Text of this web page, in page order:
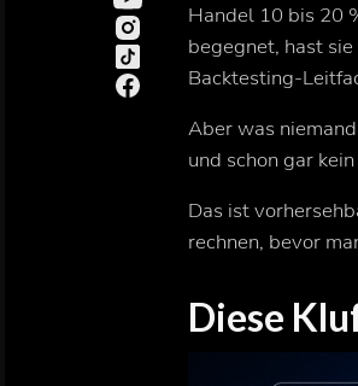
Handel 10 bis 20
begegnet, hast
Backtesting-
Aber was
und schon gar
Das ist
rechnen, bevor
Diese